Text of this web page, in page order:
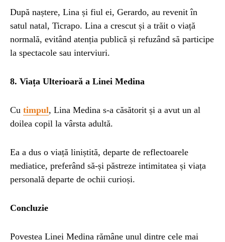
După naștere, Lina și fiul ei, Gerardo, au revenit în
satul natal, Ticrapo. Lina a crescut și a trăit o viață
normală, evitând atenția publică și refuzând să participe
la spectacole sau interviuri.
8. Viața Ulterioară a Linei Medina
Cu timpul, Lina Medina s-a căsătorit și a avut un al
doilea copil la vârsta adultă.
Ea a dus o viață liniștită, departe de reflectoarele
mediatice, preferând să-și păstreze intimitatea și viața
personală departe de ochii curioși.
Concluzie
Povestea Linei Medina rămâne unul dintre cele mai